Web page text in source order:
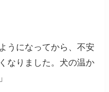
うになってから、不安
なりました。犬の温か